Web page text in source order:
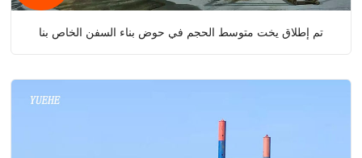
تم إطلاق يخت متوسط ​​الحجم في حوض بناء السفن الخاص بنا